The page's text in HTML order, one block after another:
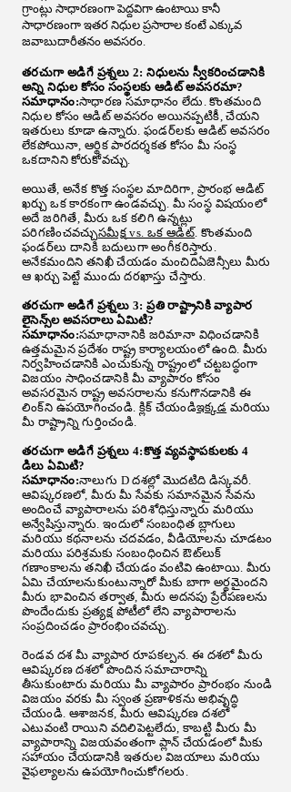
గ్రాంట్లు సాధారణంగా పెద్దవిగా ఉంటాయి కానీ
సాధారణంగా ఇతర నిధుల ప్రసారాల కంటే ఎక్కువ
జవాబుదారీతనం అవసరం.
తరచుగా అడిగే ప్రశ్నలు 2: నిధులను స్వీకరించడానికి
అన్ని నిధుల కోసం సంస్థలకు ఆడిట్ అవసరమా?
సమాధానం:సాధారణ సమాధానం లేదు. కొంతమంది
నిధుల కోసం ఆడిట్ అవసరం అయినప్పటికీ, చేయని
ఇతరులు కూడా ఉన్నారు. ఫండర్‌లకు ఆడిట్ అవసరం
లేకపోయినా, ఆర్థిక పారదర్శకత కోసం మీ సంస్థ
ఒకదానిని కోరుకోవచ్చు.
అయితే, అనేక కొత్త సంస్థల మాదిరిగా, ప్రారంభ ఆడిట్
ఖర్చు ఒక కారకంగా ఉండవచ్చు. మీ సంస్థ విషయంలో
అదే జరిగితే, మీరు ఒక కలిగి ఉన్నట్లు
పరిగణించవచ్చుసమీక్ష vs. ఒక ఆడిట్. కొంతమంది
ఫండర్‌లు దానికి బదులుగా అంగీకరిస్తారు.
అనేకమందిని తనిఖీ చేయడం మంచిదిఏజెన్సీలు మీరు
ఆ ఖర్చు పెట్టే ముందు దరఖాస్తు చేస్తారు.
తరచుగా అడిగే ప్రశ్నలు 3: ప్రతి రాష్ట్రానికి వ్యాపార
లైసెన్స్‌ల అవసరాలు ఏమిటి?
సమాధానం:సమాధానానికి జరిమానా విధించడానికి
ఉత్తమమైన ప్రదేశం రాష్ట్ర కార్యాలయంలో ఉంది. మీరు
నిర్వహించడానికి ఎంచుకున్న రాష్ట్రంలో చట్టబద్ధంగా
విజయం సాధించడానికి మీ వ్యాపారం కోసం
అవసరమైన రాష్ట్ర అవసరాలను కనుగొనడానికి ఈ
లింక్‌ని ఉపయోగించండి. క్లిక్ చేయండిఇక్కడ మరియు
మీ రాష్ట్రాన్ని గుర్తించండి.
తరచుగా అడిగే ప్రశ్నలు 4:కొత్త వ్యవస్థాపకులకు 4
డిలు ఏమిటి?
సమాధానం:నాలుగు D దశల్లో మొదటిది డిస్కవరీ.
ఆవిష్కరణలో, మీరు మీ సేవకు సమానమైన సేవను
అందించే వ్యాపారాలను పరిశోధిస్తున్నారు మరియు
అన్వేషిస్తున్నారు. ఇందులో సంబంధిత బ్లాగులు
మరియు కథనాలను చదవడం, వీడియోలను చూడటం
మరియు పరిశ్రమకు సంబంధించిన ఔట్‌లుక్
గణాంకాలను తనిఖీ చేయడం వంటివి ఉంటాయి. మీరు
ఏమి చేయాలనుకుంటున్నారో మీకు బాగా అర్థమైందని
మీరు భావించిన తర్వాత, మీరు అదనపు ప్రేరేపణలను
పొందేందుకు ప్రత్యక్ష పోటీలో లేని వ్యాపారాలను
సంప్రదించడం ప్రారంభించవచ్చు.
రెండవ దశ మీ వ్యాపార రూపకల్పన. ఈ దశలో మీరు
ఆవిష్కరణ దశలో పొందిన సమాచారాన్ని
తీసుకుంటారు మరియు మీ వ్యాపారం ప్రారంభం నుండి
విజయం వరకు మీ స్వంత ప్రణాళికను అభివృద్ధి
చేయండి. ఆశాజనక, మీరు ఆవిష్కరణ దశలో
ఎటువంటి రాయిని వదిలిపెట్టలేదు, కాబట్టి మీరు మీ
వ్యాపారాన్ని విజయవంతంగా ప్లాన్ చేయడంలో మీకు
సహాయం చేయడానికి ఇతరుల విజయాలు మరియు
వైఫల్యాలను ఉపయోగించుకోగలరు.